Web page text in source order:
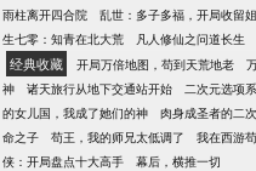
雨柱离开四合院
乱世：多子多福，开局收留
生七零：知青在北大荒
凡人修仙之问道长生
经典收藏 开局万倍地图，苟到天荒地老
神
诸天旅行从地下交通站开始 二次元选项
的女儿国，我成了她们的神
肉身成圣者的二
命之子
苟王，我的师兄太低调了 我在西游
侠：开局盘点十大高手
幕后，横推一切